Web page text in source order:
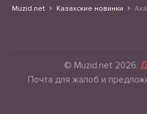
Muzid.net Казахские новинки
© Muzid.net 2026.
Почта для жалоб и